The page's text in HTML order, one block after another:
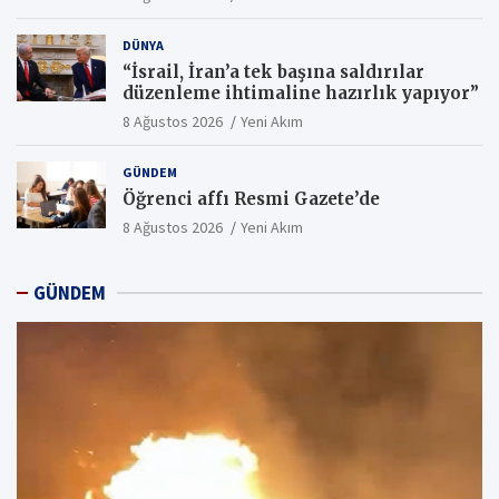
DÜNYA
“İsrail, İran’a tek başına saldırılar
düzenleme ihtimaline hazırlık yapıyor”
8 Ağustos 2026 Yeni Akım
GÜNDEM
Öğrenci affı Resmi Gazete’de
8 Ağustos 2026 Yeni Akım
GÜNDEM